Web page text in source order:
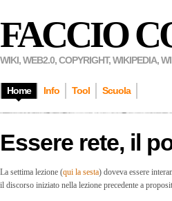
FACCIO
WIKI, WEB2.0, COPYRIGHT, WIKIPEDIA,
Home Info Tool Scuola
Essere rete, il
La settima lezione (qui la sesta) doveva essere
il discorso iniziato nella lezione precedente a